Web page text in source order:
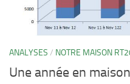
ANALYSES / NOTRE MAISON
Une année en